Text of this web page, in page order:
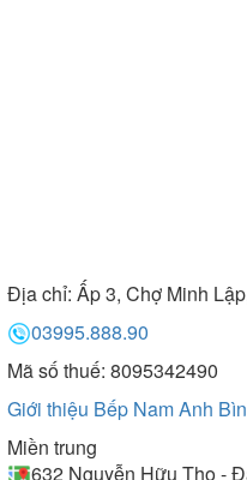
Địa chỉ: Ấp 3, Chợ Minh
03995.888.90
Mã số thuế: 8095342490
Giới thiệu Bếp Nam Anh
Miền trung
632 Nguyễn Hữu Thọ -